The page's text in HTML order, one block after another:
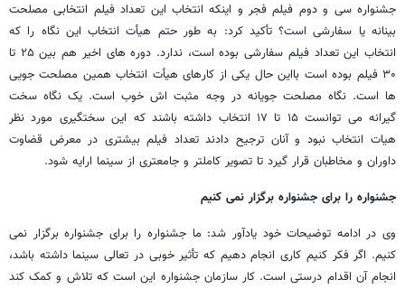
جشنواره سی و دوم فیلم فجر و اینکه انتخاب این تعداد فیلم انتخابی مصلحت
بینانه یا سفارشی است؟ تأکید کرد: به طور حتم هیأت انتخاب این نگاه را که
انتخاب این تعداد فیلم سفارشی بوده است، ندارد. دوره های اخیر هم بین ۲۵ تا
۳۰ فیلم بوده است بااین حال یکی از کارهای هیأت انتخاب همین مصلحت جویی
ها است. نگاه مصلحت جویانه در وجه مثبت اش خوب است. یک نگاه سخت
گیرانه می توانست ۱۵ تا ۱۷ انتخاب داشته باشند که این سختگیری مورد نظر
هیات انتخاب نبود و آنان ترجیح دادند تعداد فیلم بیشتری در معرض قضاوت
داوران و مخاطبان قرار گیرد تا تصویر کاملتر و جامعتری از سینما ارایه شود.
جشنواره را برای جشنواره برگزار نمی کنیم
وی در ادامه توضیحات خود یادآور شد: ما جشنواره را برای جشنواره برگزار نمی
کنیم. اگر فکر کنیم کاری انجام دهیم که تأثیر خوبی در تعالی سینما داشته باشد،
انجام آن اقدام درستی است. کار سازمان جشنواره این است که تلاش و کمک کند